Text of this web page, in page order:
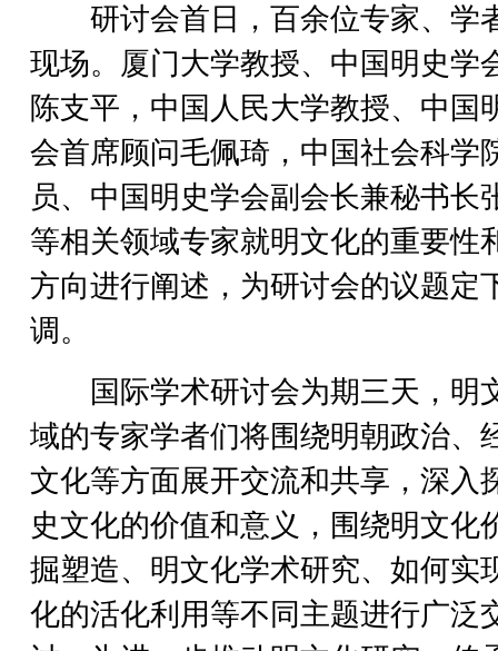
研讨会首日，百余位专家、学
现场。厦门大学教授、中国明史学
陈支平，中国人民大学教授、中国
会首席顾问毛佩琦，中国社会科学
员、中国明史学会副会长兼秘书长
等相关领域专家就明文化的重要性
方向进行阐述，为研讨会的议题定
调。
国际学术研讨会为期三天，明
域的专家学者们将围绕明朝政治、
文化等方面展开交流和共享，深入
史文化的价值和意义，围绕明文化
掘塑造、明文化学术研究、如何实
化的活化利用等不同主题进行广泛